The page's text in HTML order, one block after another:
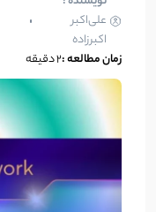
علی‌اکبر
اکبرزاده
زمان مطالعه :2 دقیقه